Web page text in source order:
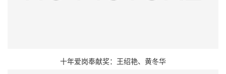
十年爱岗奉献奖：王绍艳、黄冬华